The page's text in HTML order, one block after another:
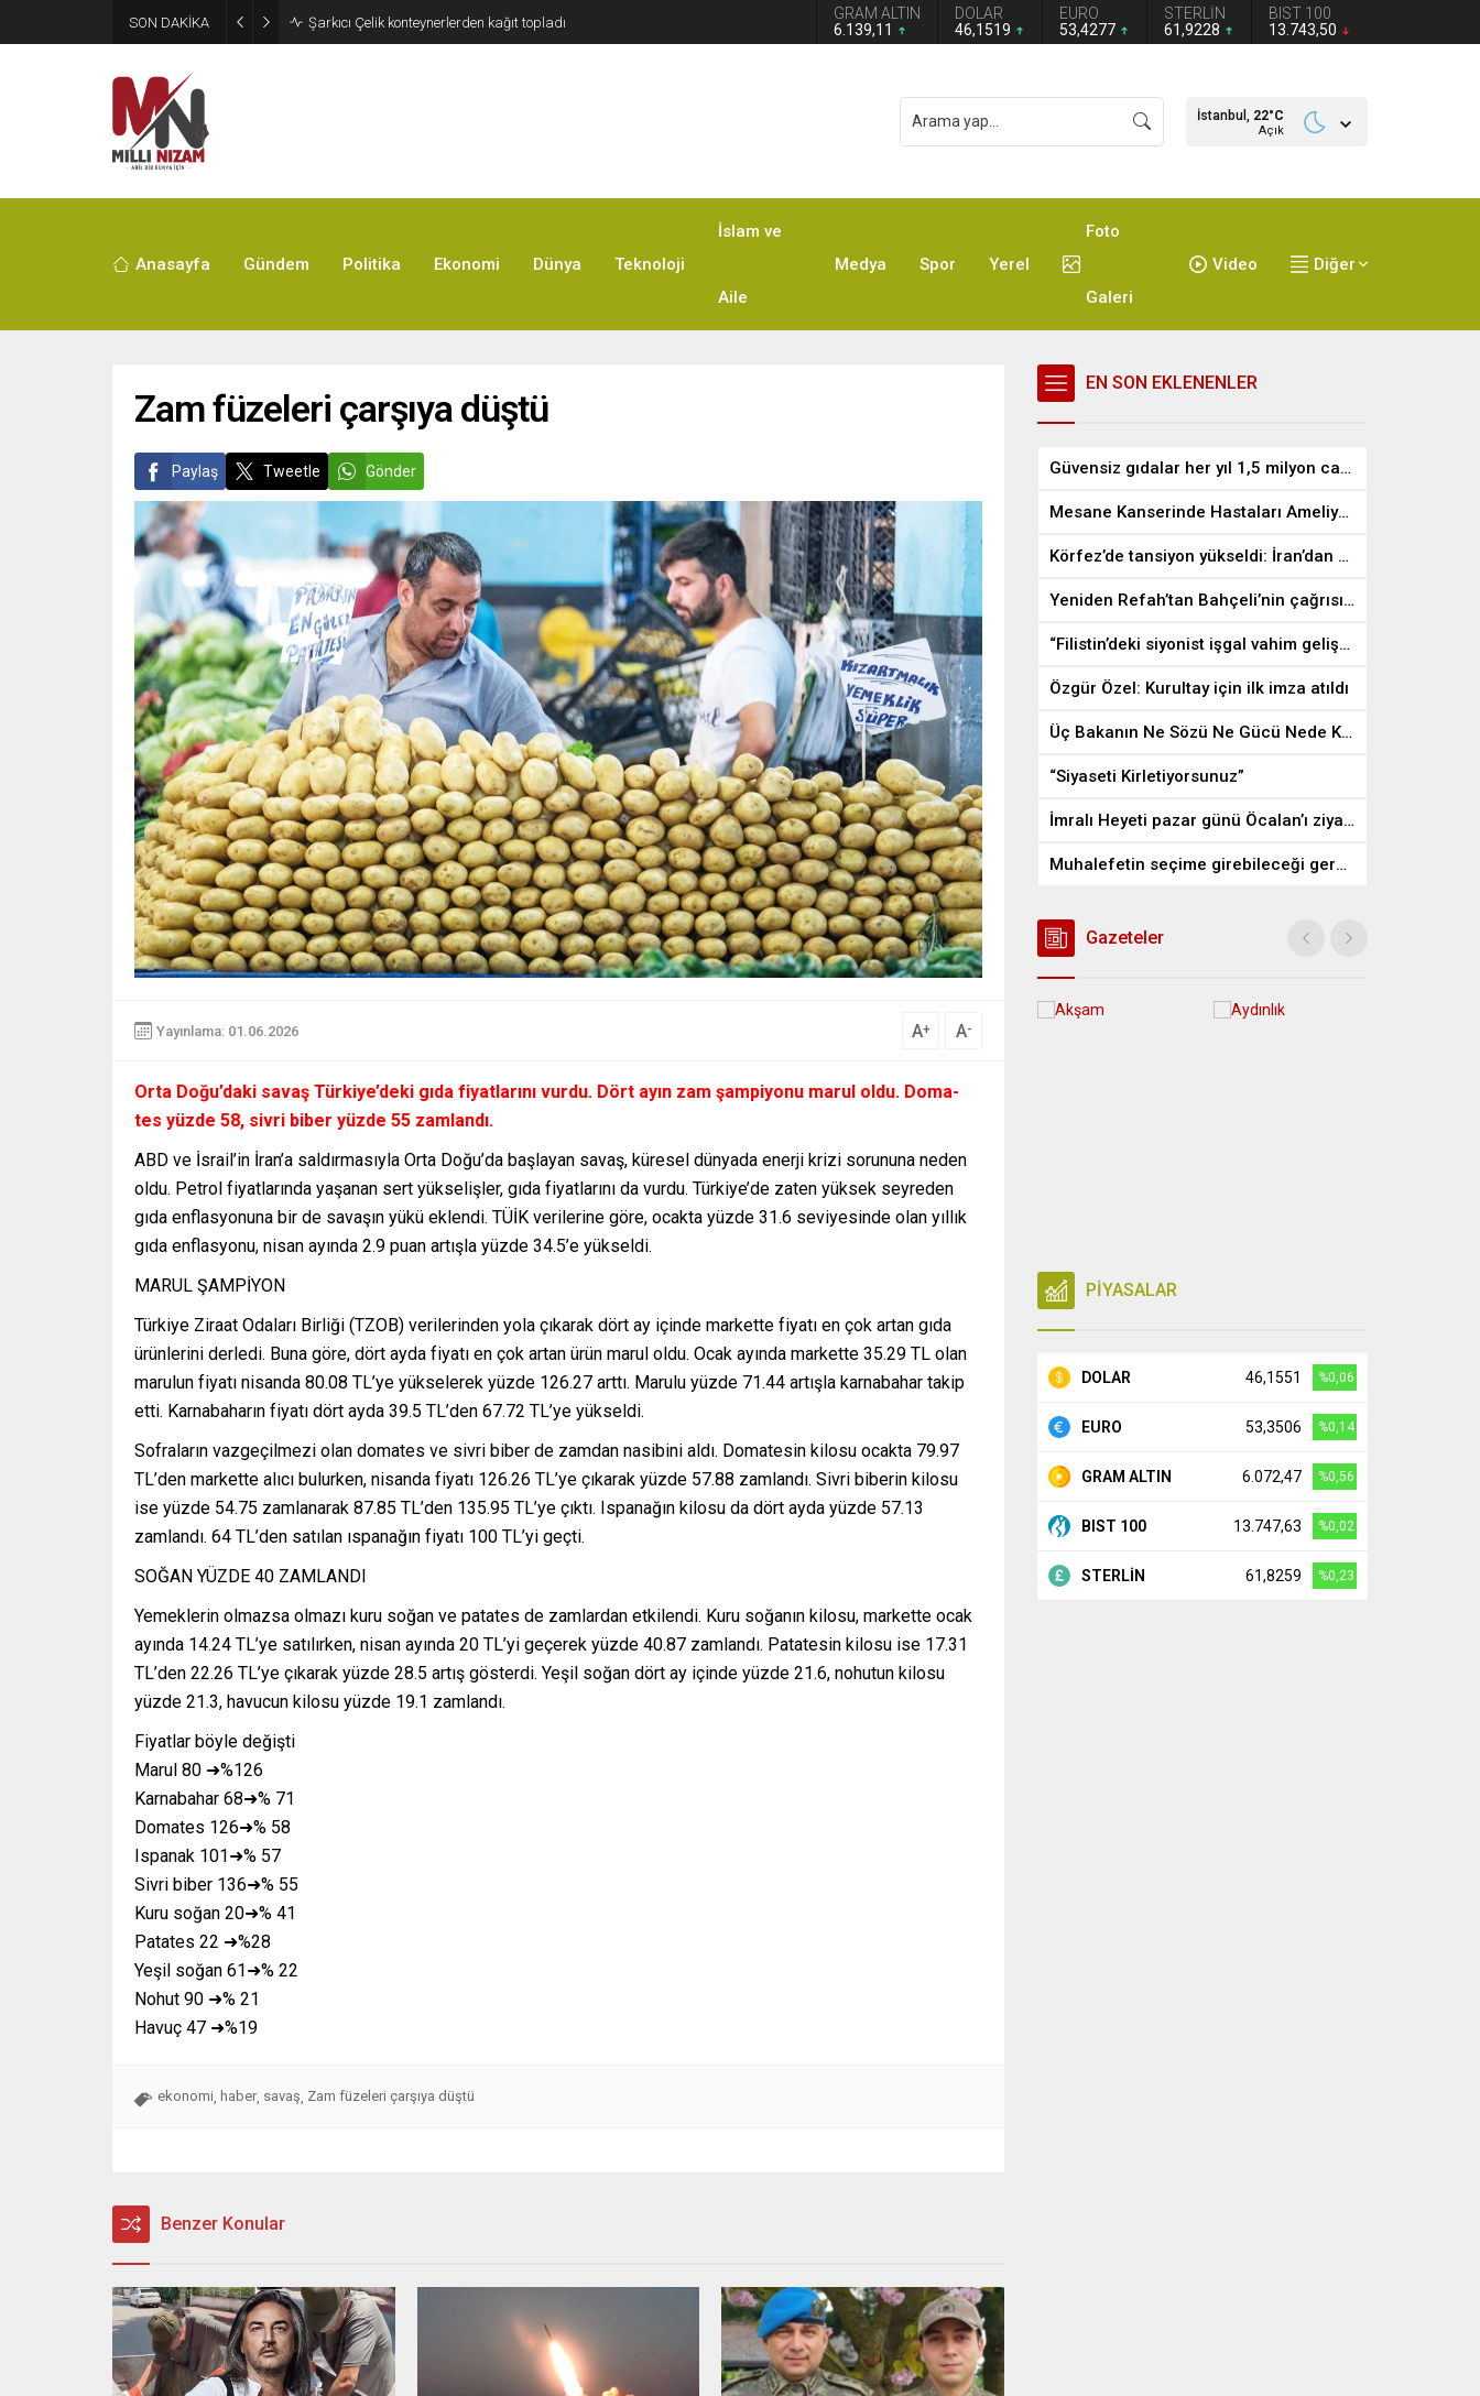
SON DAKİKA İran 2 ülkeyi birden vurdu
GRAM ALTIN
6.139,11
DOLAR
46,1519
EURO
53,4277
STERLİN
61,9228
BIST 100
13.743,50
İstanbul, 22°C
Açık
Anasayfa Gündem Politika Ekonomi Dünya Teknoloji
İslam ve
Aile
Medya Spor Yerel
Foto
Galeri
Video Diğer
Zam füzeleri çarşıya düştü
Paylaş Tweetle Gönder
Yayınlama: 01.06.2026 A+ A-
Orta Doğu’daki savaş Türkiye’deki gıda fiyatlarını vurdu. Dört ayın zam şampiyonu marul oldu. Doma-
tes yüzde 58, sivri biber yüzde 55 zamlandı.
ABD ve İsrail’in İran’a saldırmasıyla Orta Doğu’da başlayan savaş, küresel dünyada enerji krizi sorununa neden
oldu. Petrol fiyatlarında yaşanan sert yükselişler, gıda fiyatlarını da vurdu. Türkiye’de zaten yüksek seyreden
gıda enflasyonuna bir de savaşın yükü eklendi. TÜİK verilerine göre, ocakta yüzde 31.6 seviyesinde olan yıllık
gıda enflasyonu, nisan ayında 2.9 puan artışla yüzde 34.5’e yükseldi.
MARUL ŞAMPİYON
Türkiye Ziraat Odaları Birliği (TZOB) verilerinden yola çıkarak dört ay içinde markette fiyatı en çok artan gıda
ürünlerini derledi. Buna göre, dört ayda fiyatı en çok artan ürün marul oldu. Ocak ayında markette 35.29 TL olan
marulun fiyatı nisanda 80.08 TL’ye yükselerek yüzde 126.27 arttı. Marulu yüzde 71.44 artışla karnabahar takip
etti. Karnabaharın fiyatı dört ayda 39.5 TL’den 67.72 TL’ye yükseldi.
Sofraların vazgeçilmezi olan domates ve sivri biber de zamdan nasibini aldı. Domatesin kilosu ocakta 79.97
TL’den markette alıcı bulurken, nisanda fiyatı 126.26 TL’ye çıkarak yüzde 57.88 zamlandı. Sivri biberin kilosu
ise yüzde 54.75 zamlanarak 87.85 TL’den 135.95 TL’ye çıktı. Ispanağın kilosu da dört ayda yüzde 57.13
zamlandı. 64 TL’den satılan ıspanağın fiyatı 100 TL’yi geçti.
SOĞAN YÜZDE 40 ZAMLANDI
Yemeklerin olmazsa olmazı kuru soğan ve patates de zamlardan etkilendi. Kuru soğanın kilosu, markette ocak
ayında 14.24 TL’ye satılırken, nisan ayında 20 TL’yi geçerek yüzde 40.87 zamlandı. Patatesin kilosu ise 17.31
TL’den 22.26 TL’ye çıkarak yüzde 28.5 artış gösterdi. Yeşil soğan dört ay içinde yüzde 21.6, nohutun kilosu
yüzde 21.3, havucun kilosu yüzde 19.1 zamlandı.
Fiyatlar böyle değişti
Marul 80 ➜%126
Karnabahar 68➜% 71
Domates 126➜% 58
Ispanak 101➜% 57
Sivri biber 136➜% 55
Kuru soğan 20➜% 41
Patates 22 ➜%28
Yeşil soğan 61➜% 22
Nohut 90 ➜% 21
Havuç 47 ➜%19
ekonomi, haber, savaş, Zam füzeleri çarşıya düştü
Benzer Konular
EN SON EKLENENLER
Güvensiz gıdalar her yıl 1,5 milyon can alıyor
Mesane Kanserinde Hastaları Ameliyattan Kurtaran İlaç
Körfez’de tansiyon yükseldi: İran’dan ABD üslerine misilleme
Yeniden Refah’tan Bahçeli’nin çağrısına destek
“Filistin’deki siyonist işgal vahim gelişmelere gebe”
Özgür Özel: Kurultay için ilk imza atıldı
Üç Bakanın Ne Sözü Ne Gücü Nede Kudreti Yetmedi
“Siyaseti Kirletiyorsunuz”
İmralı Heyeti pazar günü Öcalan’ı ziyaret edecek
Muhalefetin seçime girebileceği gerçek bir alan kalmayabilir
Gazeteler
PİYASALAR
DOLAR 46,1551 %0,06
EURO 53,3506 %0,14
GRAM ALTIN 6.072,47 %0,56
BIST 100 13.747,63 %0,02
STERLİN 61,8259 %0,23